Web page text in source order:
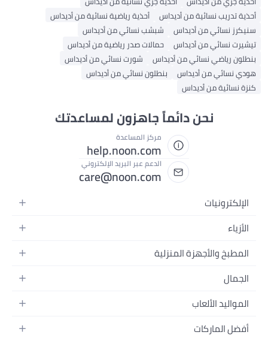
أحذية تدريب نسائية من أديداس
أحذية رياضية نسائية من أديداس
سنيكرز نسائي من أديداس
شبشب نسائي من أديداس
تيشيرت نسائي من أديداس
حمالات صدر رياضية من أديداس
بنطلون رياضي نسائي من أديداس
شورت نسائي من أديداس
هودي نسائي من أديداس
بنطلون نسائي من أديداس
كنزة نسائية من أديداس
نحن دائماً جاهزون لمساعدتك
مركز المساعدة
help.noon.com
الدعم عبر البريد الإلكتروني
care@noon.com
الإلكترونيات
الهواتف المتحركة
أجهزة الكمبيوتر المحمولة
التلفزيونات
أجهزة الألعاب
إكسسوارات الجوال
الأزياء
أحذية رياضية رجالية
الساعات
حقائب الظهر
المطبخ والأجهزة المنزلية
الأجهزة الكبيرة
التخزين
الأثاث
الجمال
العطور
العناية بالشعر
المواليد الألعاب
أثاث الأطفال
أفضل الماركات